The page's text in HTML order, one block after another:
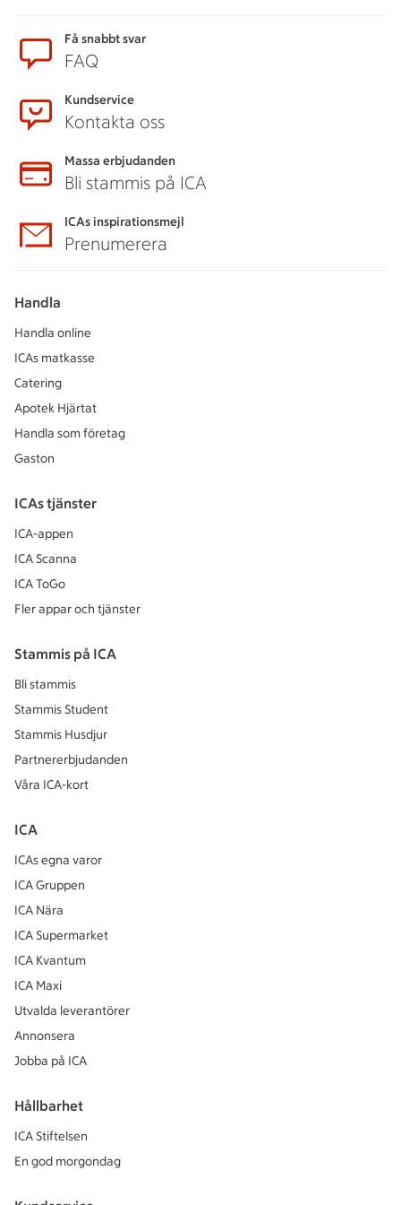
Få snabbt svar
FAQ
Kundservice
Kontakta oss
Massa erbjudanden
Bli stammis på ICA
ICAs inspirationsmejl
Prenumerera
Handla
Handla online
ICAs matkasse
Catering
Apotek Hjärtat
Handla som företag
Gaston
ICAs tjänster
ICA-appen
ICA Scanna
ICA ToGo
Fler appar och tjänster
Stammis på ICA
Bli stammis
Stammis Student
Stammis Husdjur
Partnererbjudanden
Våra ICA-kort
ICA
ICAs egna varor
ICA Gruppen
ICA Nära
ICA Supermarket
ICA Kvantum
ICA Maxi
Utvalda leverantörer
Annonsera
Jobba på ICA
Hållbarhet
ICA Stiftelsen
En god morgondag